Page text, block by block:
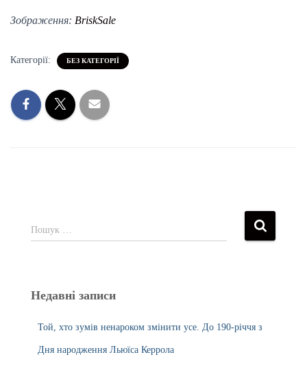
Зображення: BriskSale
Категорії: БЕЗ КАТЕГОРІЇ
Пошук …
Недавні записи
Той, хто зумів ненароком змінити усе. До 190-річчя з
Дня народження Льюїса Керрола